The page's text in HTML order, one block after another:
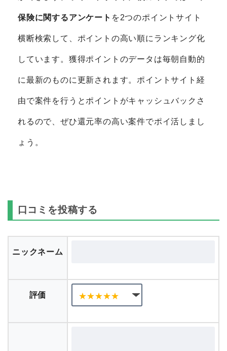
保険に関するアンケート を2つのポイントサイト
横断検索して、ポイントの高い順にランキング化
しています。獲得ポイントのデータは毎朝自動的
に最新のものに更新されます。ポイントサイト経
由で案件を行うとポイントがキャッシュバックさ
れるので、ぜひ還元率の高い案件でポイ活しまし
ょう。
口コミを投稿する
ニックネーム
評価